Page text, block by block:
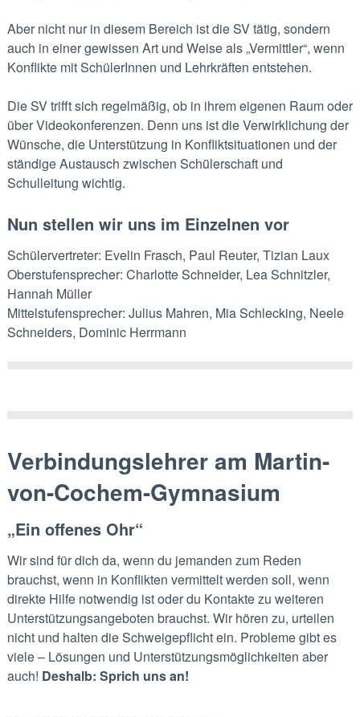
Aber nicht nur in diesem Bereich ist die SV tätig, sondern
auch in einer gewissen Art und Weise als „Vermittler“, wenn
Konflikte mit SchülerInnen und Lehrkräften entstehen.
Die SV trifft sich regelmäßig, ob in ihrem eigenen Raum oder
über Videokonferenzen. Denn uns ist die Verwirklichung der
Wünsche, die Unterstützung in Konfliktsituationen und der
ständige Austausch zwischen Schü̈lerschaft und
Schulleitung wichtig.
Nun stellen wir uns im Einzelnen vor
Schülervertreter: Evelin Frasch, Paul Reuter, Tizian Laux
Oberstufensprecher: Charlotte Schneider, Lea Schnitzler,
Hannah Müller
Mittelstufensprecher: Julius Mahren, Mia Schlecking, Neele
Schneiders, Dominic Herrmann
Verbindungslehrer am Martin-
von-Cochem-Gymnasium
„Ein offenes Ohr“
Wir sind für dich da, wenn du jemanden zum Reden
brauchst, wenn in Konflikten vermittelt werden soll, wenn
direkte Hilfe notwendig ist oder du Kontakte zu weiteren
Unterstützungsangeboten brauchst. Wir hören zu, urteilen
nicht und halten die Schweigepflicht ein. Probleme gibt es
viele – Lösungen und Unterstützungsmöglichkeiten aber
auch! Deshalb: Sprich uns an!